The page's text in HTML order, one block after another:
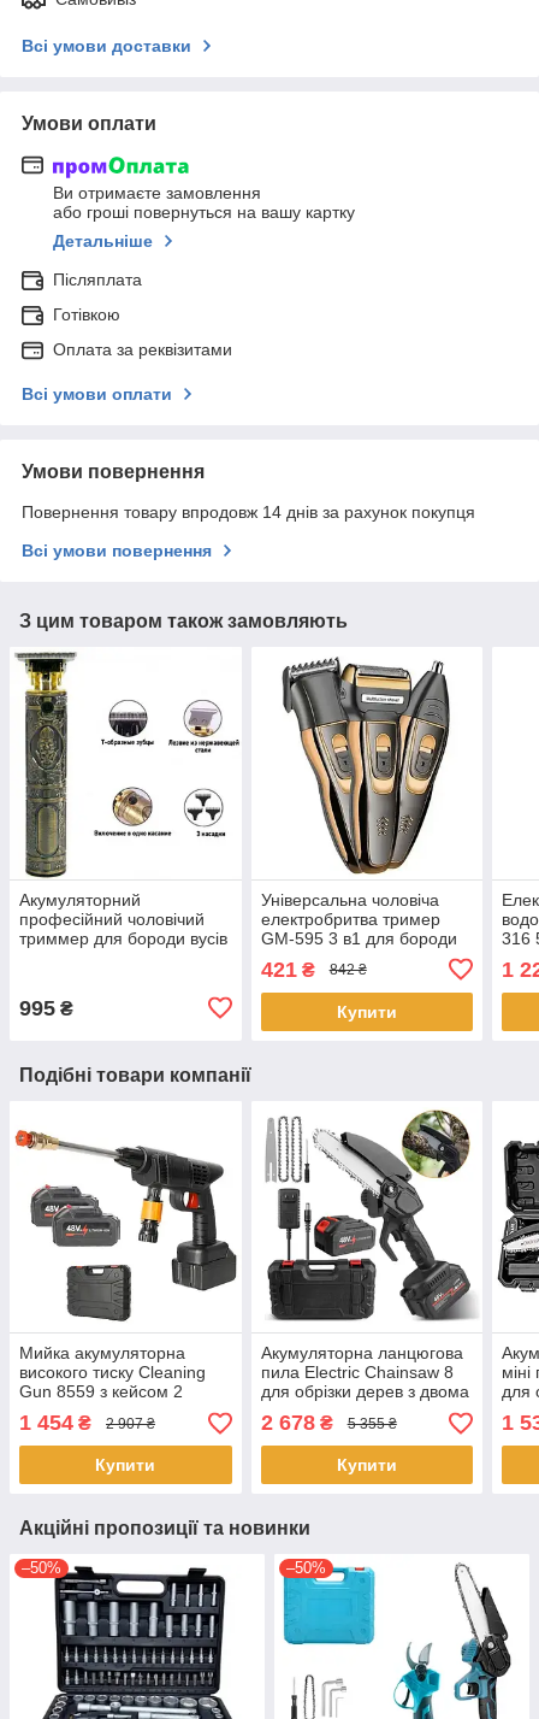
Всі умови доставки
Умови оплати
Ви отримаєте замовлення
або гроші повернуться на вашу картку
Детальніше
Післяплата
Готівкою
Оплата за реквізитами
Всі умови оплати
Умови повернення
Повернення товару впродовж 14 днів за рахунок покупця
Всі умови повернення
З цим товаром також замовляють
Акумуляторний
професійний чоловічий
триммер для бороди вусів
995 ₴
Універсальна чоловіча
електробритва тример
GM-595 3 в1 для бороди
сіткова акумуляторна для
чоловіків
421₴ 842 ₴
Купити
316
1
Подібні товари компанії
Мийка акумуляторна
високого тиску Cleaning
Gun 8559 з кейсом 2
акумуляторами 48 Вт
Чорний
1 454 ₴ 2 907 ₴
Купити
Акумуляторна ланцюгова
пила Electric Chainsaw 8
для обрізки дерев з двома
акумуляторами в кейсі
Чорна
2 678₴ 5 355 ₴
Купити
для
1
Акційні пропозиції та новинки
–50% –50%